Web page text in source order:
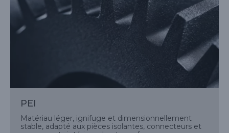
PEI
Matériau léger, ignifuge et dimensionnellement
stable, adapté aux pièces isolantes, connecteurs et